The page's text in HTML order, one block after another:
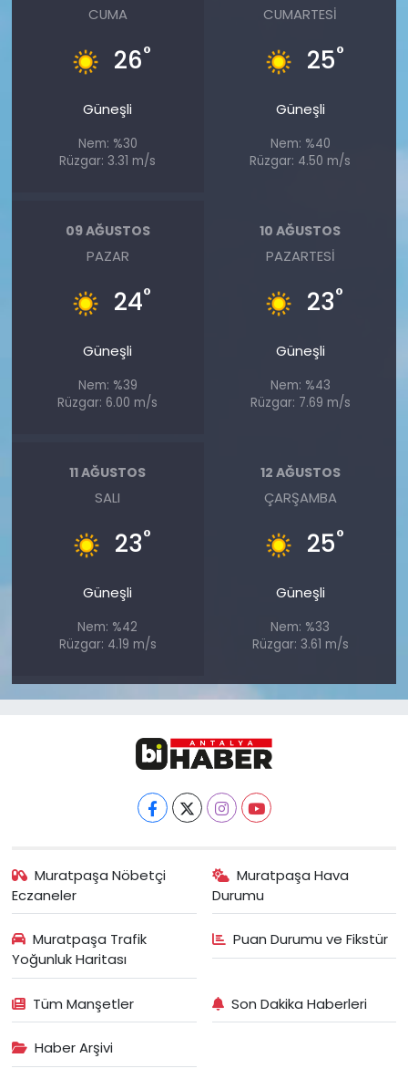
CUMA
26°
Güneşli
Nem: %30
Rüzgar: 3.31 m/s
CUMARTESI
25°
Güneşli
Nem: %40
Rüzgar: 4.50 m/s
09 AĞUSTOS
PAZAR
24°
Güneşli
Nem: %39
Rüzgar: 6.00 m/s
10 AĞUSTOS
PAZARTESI
23°
Güneşli
Nem: %43
Rüzgar: 7.69 m/s
11 AĞUSTOS
SALI
23°
Güneşli
Nem: %42
Rüzgar: 4.19 m/s
12 AĞUSTOS
ÇARŞAMBA
25°
Güneşli
Nem: %33
Rüzgar: 3.61 m/s
Muratpaşa Nöbetçi
Eczaneler
Muratpaşa Hava
Durumu
Muratpaşa Trafik
Yoğunluk Haritası
Puan Durumu ve Fikstür
Tüm Manşetler Son Dakika Haberleri
Haber Arşivi